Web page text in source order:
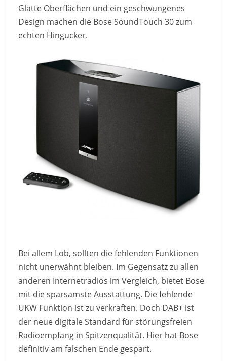
Glatte Oberflächen und ein geschwungenes
Design machen die Bose SoundTouch 30 zum
echten Hingucker.
Bei allem Lob, sollten die fehlenden Funktionen
nicht unerwähnt bleiben. Im Gegensatz zu allen
anderen Internetradios im Vergleich, bietet Bose
mit die sparsamste Ausstattung. Die fehlende
UKW Funktion ist zu verkraften. Doch DAB+ ist
der neue digitale Standard für störungsfreien
Radioempfang in Spitzenqualität. Hier hat Bose
definitiv am falschen Ende gespart.